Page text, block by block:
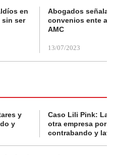
en
sin ser
Abogados
convenios ente
AMC
13/07/2023
y
y
Caso Lili Pink: La
otra empresa por
contrabando y